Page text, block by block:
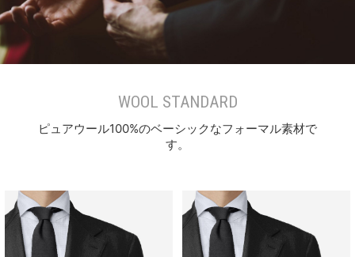
WOOL STANDARD
ピュアウール100%のベーシックなフォーマル素材で
す。